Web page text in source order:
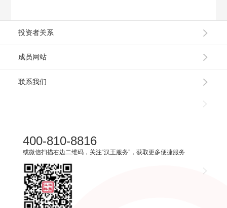
投资者关系
成员网站
联系我们
400-810-8816
或微信扫描右边二维码，关注“汉王服务”，获取更多便捷服务